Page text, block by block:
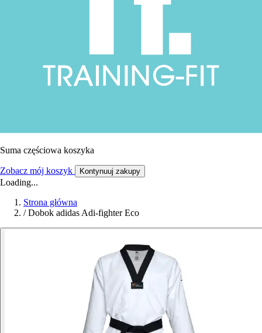
Suma częściowa koszyka
Zobacz mój koszyk Kontynuuj zakupy
Loading...
Strona główna
/ Dobok adidas Adi-fighter Eco